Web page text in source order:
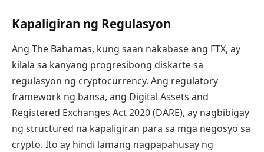
Kapaligiran ng Regulasyon
Ang The Bahamas, kung saan nakabase ang FTX, ay
kilala sa kanyang progresibong diskarte sa
regulasyon ng cryptocurrency. Ang regulatory
framework ng bansa, ang Digital Assets and
Registered Exchanges Act 2020 (DARE), ay nagbibigay
ng structured na kapaligiran para sa mga negosyo sa
crypto. Ito ay hindi lamang nagpapahusay ng